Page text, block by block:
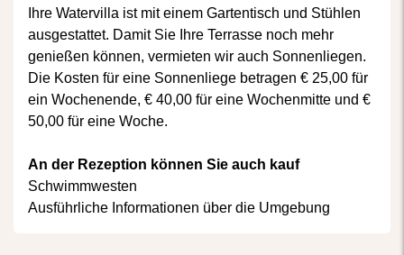
Ihre Watervilla ist mit einem Gartentisch und Stühlen
ausgestattet. Damit Sie Ihre Terrasse noch mehr
genießen können, vermieten wir auch Sonnenliegen.
Die Kosten für eine Sonnenliege betragen € 25,00 für
ein Wochenende, € 40,00 für eine Wochenmitte und €
50,00 für eine Woche.
An der Rezeption können Sie auch kauf
Schwimmwesten
Ausführliche Informationen über die Umgebung